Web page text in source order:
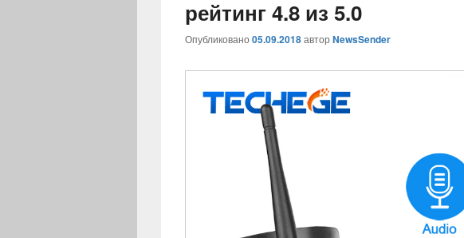
рейтинг 4.8 из 5.0
Опубликовано 05.09.2018автор NewsSender